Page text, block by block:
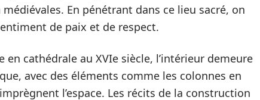
En pénétrant dans ce lieu sacré, on
de paix et de respect.
cathédrale au XVIe siècle, l’intérieur demeure
avec des éléments comme les colonnes en
l’espace. Les récits de la construction